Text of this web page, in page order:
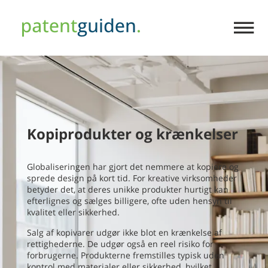
PATENTER
VAREMÆRKER
Kopiprodukter og krænkelser
Globaliseringen har gjort det nemmere at kopiere og
sprede design på kort tid. For kreative virksomheder
betyder det, at deres unikke produkter hurtigt kan
efterlignes og sælges billigere, ofte uden hensyn til
kvalitet eller sikkerhed.
Salg af kopivarer udgør ikke blot en krænkelse af
rettighederne. De udgør også en reel risiko for
forbrugerne. Produkterne fremstilles typisk uden